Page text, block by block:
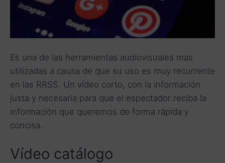
Es una de las herramientas audiovisuales mas
utilizadas a causa de que su uso es muy recurrente
en las RRSS. Un vídeo corto, con la información
justa y necesaria para que el espectador reciba la
información que queremos de forma rápida y
concisa.
Vídeo catálogo